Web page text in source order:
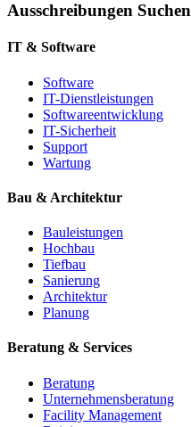
Ausschreibungen Suchen
IT & Software
Software
IT-Dienstleistungen
Softwareentwicklung
IT-Sicherheit
Support
Wartung
Bau & Architektur
Bauleistungen
Hochbau
Tiefbau
Sanierung
Architektur
Planung
Beratung & Services
Beratung
Unternehmensberatung
Facility Management